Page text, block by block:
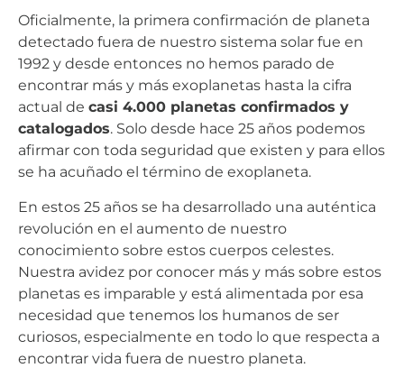
Oficialmente, la primera confirmación de planeta
detectado fuera de nuestro sistema solar fue en
1992 y desde entonces no hemos parado de
encontrar más y más exoplanetas hasta la cifra
actual de casi 4.000 planetas confirmados y
catalogados. Solo desde hace 25 años podemos
afirmar con toda seguridad que existen y para ellos
se ha acuñado el término de exoplaneta.
En estos 25 años se ha desarrollado una auténtica
revolución en el aumento de nuestro
conocimiento sobre estos cuerpos celestes.
Nuestra avidez por conocer más y más sobre estos
planetas es imparable y está alimentada por esa
necesidad que tenemos los humanos de ser
curiosos, especialmente en todo lo que respecta a
encontrar vida fuera de nuestro planeta.